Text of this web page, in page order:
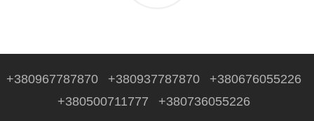
+380967787870 +380937787870
+380676055226
+380500711777
+380736055226